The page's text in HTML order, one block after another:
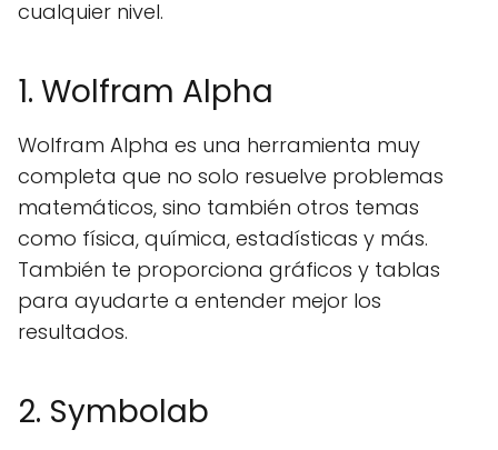
cualquier nivel.
1. Wolfram Alpha
Wolfram Alpha es una herramienta muy
completa que no solo resuelve problemas
matemáticos, sino también otros temas
como física, química, estadísticas y más.
También te proporciona gráficos y tablas
para ayudarte a entender mejor los
resultados.
2. Symbolab